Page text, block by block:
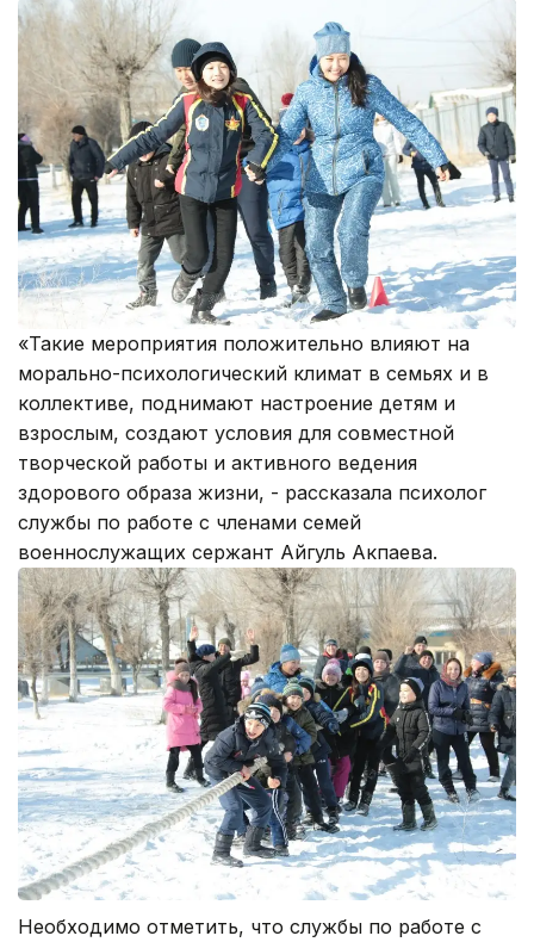
«Такие мероприятия положительно влияют на
морально-психологический климат в семьях и в
коллективе, поднимают настроение детям и
взрослым, создают условия для совместной
творческой работы и активного ведения
здорового образа жизни, - рассказала психолог
службы по работе с членами семей
военнослужащих сержант Айгуль Акпаева.
Необходимо отметить, что службы по работе с